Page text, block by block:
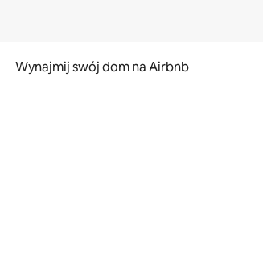
Wynajmij swój dom na Airbnb